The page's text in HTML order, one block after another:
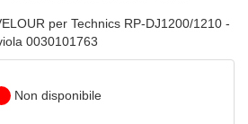
per Technics RP-DJ1200/1210 -
0030101763
Non disponibile